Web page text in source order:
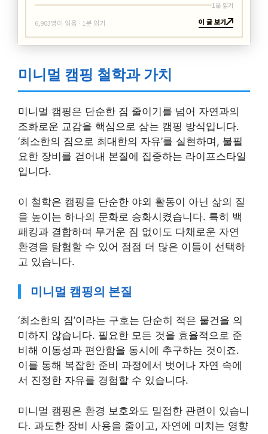
1분 읽기
6,903명이 읽음 · 1분 읽기 이 글 보기
미니멀 캠핑 철학과 가치
미니멀 캠핑은 단순한 짐 줄이기를 넘어 자연과의
조화로운 교감을 핵심으로 삼는 캠핑 방식입니다.
‘최소한의 짐으로 최대한의 자유’를 실현하며, 불필
요한 장비를 걷어내 본질에 집중하는 라이프스타일
입니다.
이 철학은 캠핑을 단순한 야외 활동이 아닌 삶의 질
을 높이는 하나의 문화로 승화시켰습니다. 특히 백
패킹과 결합하며 무거운 짐 없이도 다채로운 자연
환경을 탐험할 수 있어 점점 더 많은 이들이 선택하
고 있습니다.
미니멀 캠핑의 본질
‘최소한의 짐’이라는 구호는 단순히 적은 물건을 의
미하지 않습니다. 필요한 모든 것을 효율적으로 준
비해 이동성과 편안함을 동시에 추구하는 것이죠.
이를 통해 복잡한 준비 과정에서 벗어나 자연 속에
서 진정한 자유를 경험할 수 있습니다.
미니멀 캠핑은 환경 보호와도 밀접한 관련이 있습니
다. 과도한 장비 사용을 줄이고, 자연에 미치는 영향